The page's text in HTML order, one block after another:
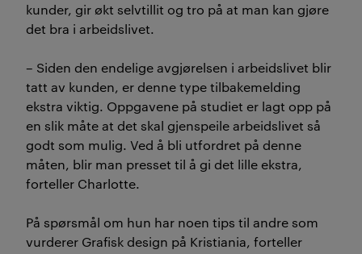
kunder, gir økt selvtillit og tro på at man kan gjøre
det bra i arbeidslivet.
– Siden den endelige avgjørelsen i arbeidslivet blir
tatt av kunden, er denne type tilbakemelding
ekstra viktig. Oppgavene på studiet er lagt opp på
en slik måte at det skal gjenspeile arbeidslivet så
godt som mulig. Ved å bli utfordret på denne
måten, blir man presset til å gi det lille ekstra,
forteller Charlotte.
På spørsmål om hun har noen tips til andre som
vurderer Grafisk design på Kristiania, forteller